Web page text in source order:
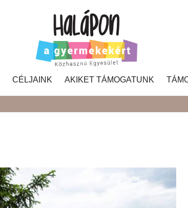
CÉLJAINK AKIKET TÁMOGATUNK